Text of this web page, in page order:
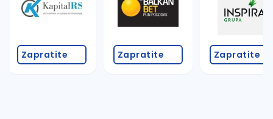
Zapratite Zapratite Zapratite